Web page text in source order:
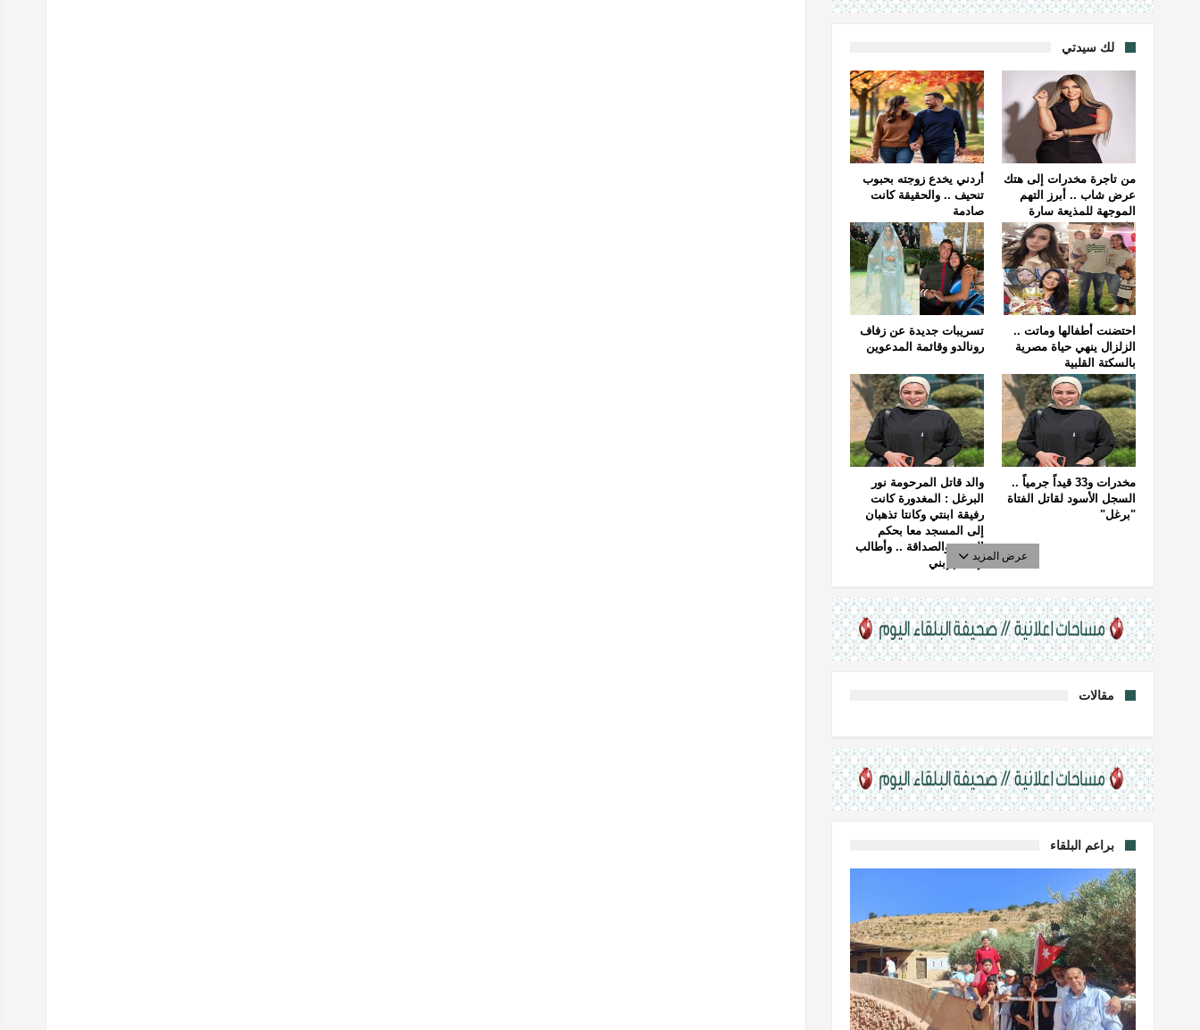
لك سيدتي
أردني يخدع زوجته بحبوب
تنحيف .. والحقيقة كانت
صادمة
من تاجرة مخدرات إلى هتك
عرض شاب .. أبرز التهم
الموجهة للمذيعة سارة
خليفة
تسريبات جديدة عن زفاف
رونالدو وقائمة المدعوين
احتضنت أطفالها وماتت ..
الزلزال ينهي حياة مصرية
بالسكتة القلبية
والد قاتل المرحومة نور
البرغل : المغدورة كانت
رفيقة ابنتي وكانتا تذهبان
إلى المسجد معا بحكم
الجيرة والصداقة .. وأطالب
بإعدام إبني
مخدرات و33 قيداً جرمياً ..
السجل الأسود لقاتل الفتاة
"برغل"
عرض المزيد
مقالات
براعم البلقاء